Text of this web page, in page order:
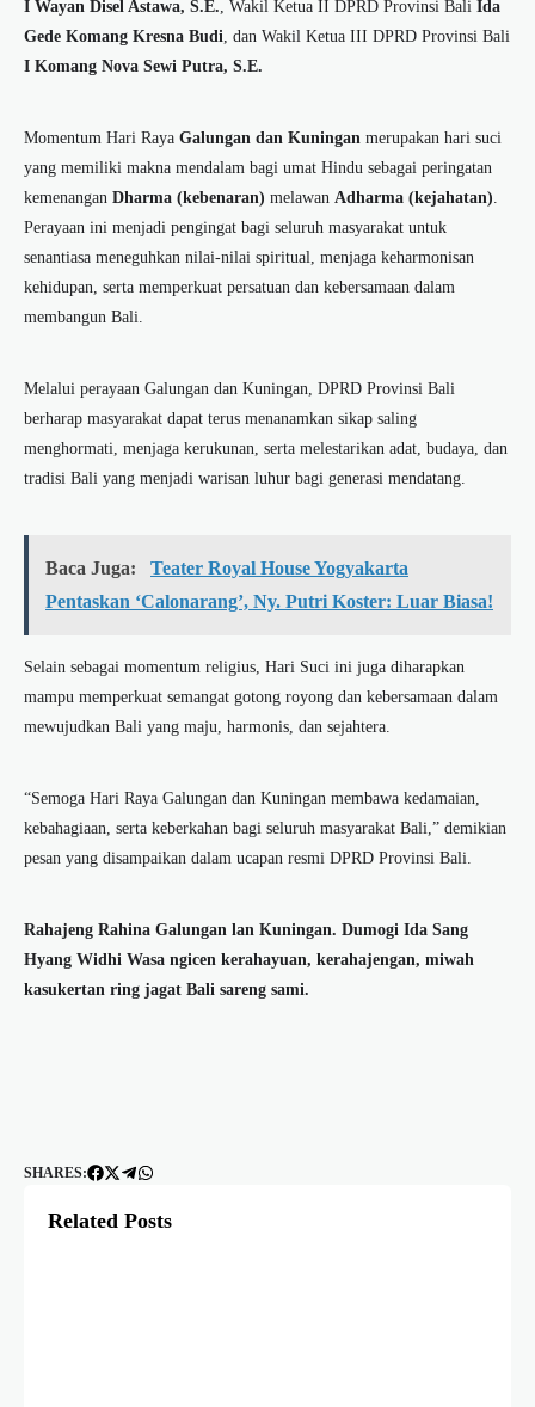
I Wayan Disel Astawa, S.E., Wakil Ketua II DPRD Provinsi Bali Ida
Gede Komang Kresna Budi, dan Wakil Ketua III DPRD Provinsi Bali
I Komang Nova Sewi Putra, S.E.
Momentum Hari Raya Galungan dan Kuningan merupakan hari suci
yang memiliki makna mendalam bagi umat Hindu sebagai peringatan
kemenangan Dharma (kebenaran) melawan Adharma (kejahatan).
Perayaan ini menjadi pengingat bagi seluruh masyarakat untuk
senantiasa meneguhkan nilai-nilai spiritual, menjaga keharmonisan
kehidupan, serta memperkuat persatuan dan kebersamaan dalam
membangun Bali.
Melalui perayaan Galungan dan Kuningan, DPRD Provinsi Bali
berharap masyarakat dapat terus menanamkan sikap saling
menghormati, menjaga kerukunan, serta melestarikan adat, budaya, dan
tradisi Bali yang menjadi warisan luhur bagi generasi mendatang.
Baca Juga:
Teater Royal House Yogyakarta
Pentaskan ‘Calonarang’, Ny. Putri Koster: Luar Biasa!
Selain sebagai momentum religius, Hari Suci ini juga diharapkan
mampu memperkuat semangat gotong royong dan kebersamaan dalam
mewujudkan Bali yang maju, harmonis, dan sejahtera.
“Semoga Hari Raya Galungan dan Kuningan membawa kedamaian,
kebahagiaan, serta keberkahan bagi seluruh masyarakat Bali,” demikian
pesan yang disampaikan dalam ucapan resmi DPRD Provinsi Bali.
Rahajeng Rahina Galungan lan Kuningan. Dumogi Ida Sang
Hyang Widhi Wasa ngicen kerahayuan, kerahajengan, miwah
kasukertan ring jagat Bali sareng sami.
SHARES:
Related Posts